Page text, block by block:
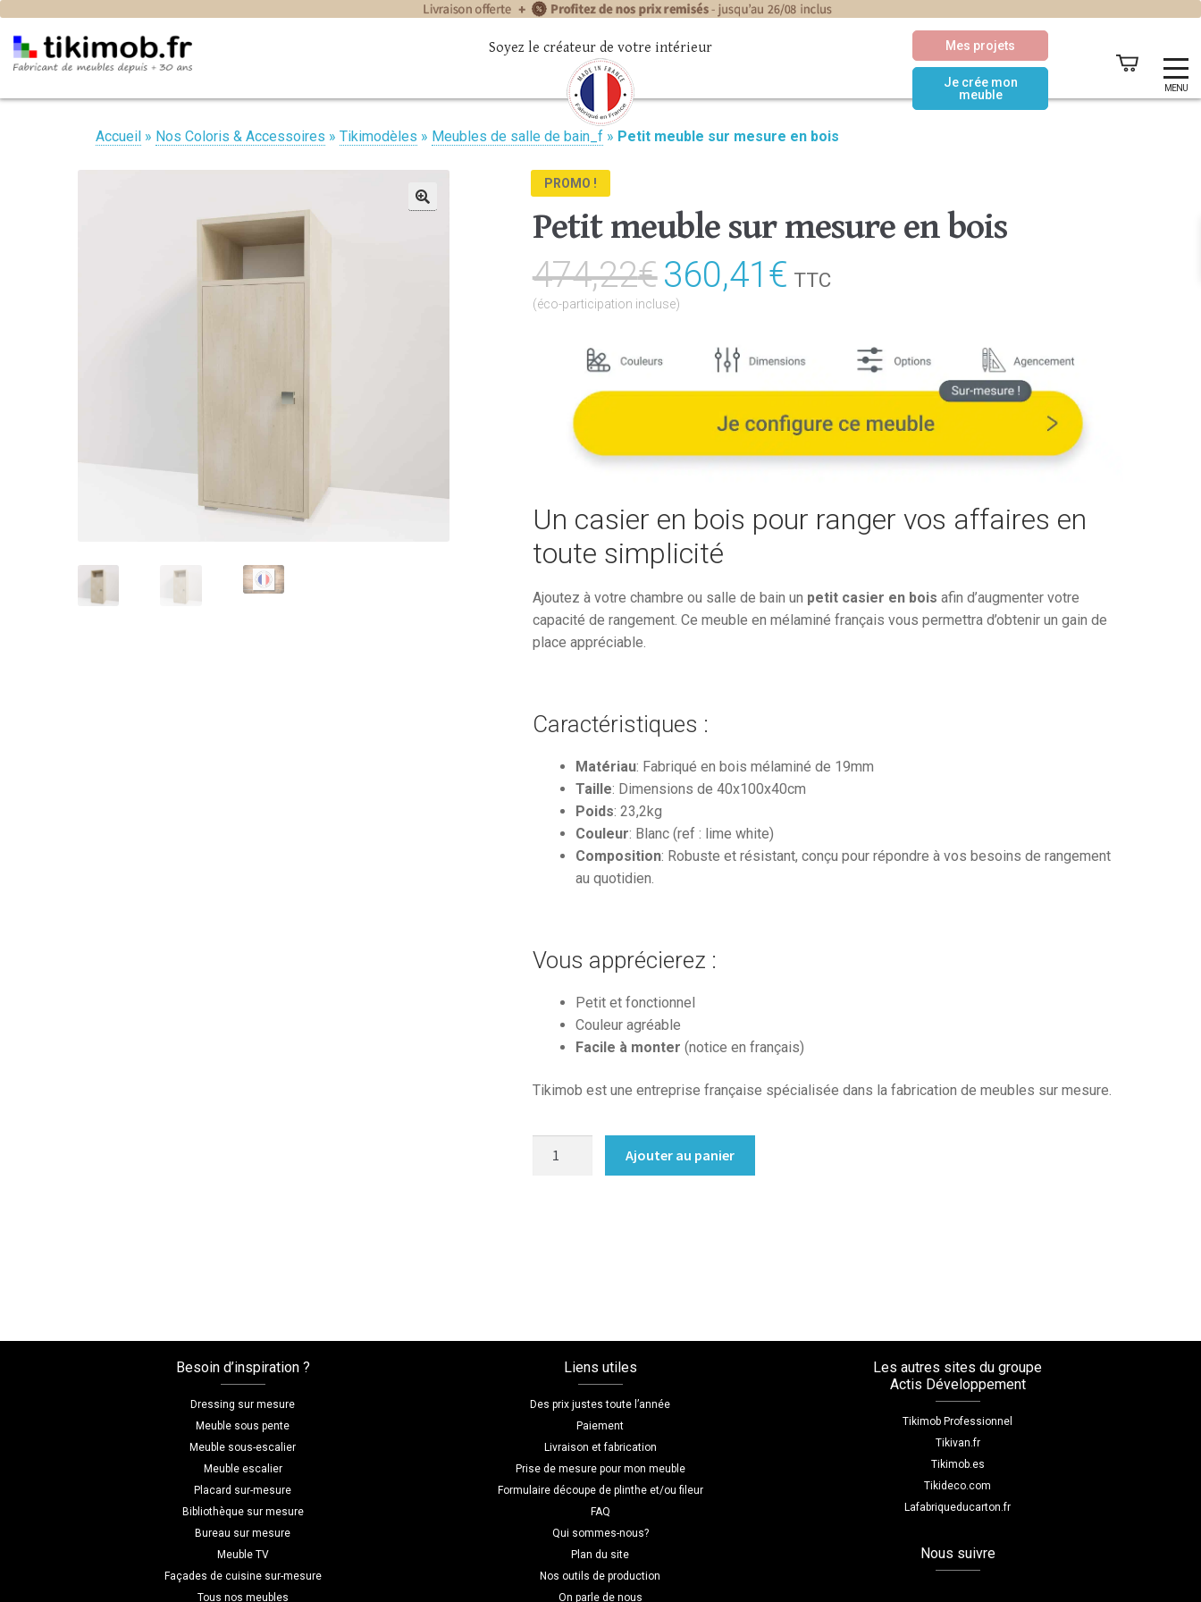
MENU
Mes projets
Je crée mon
meuble
Soyez le créateur de votre intérieur
Accueil » Nos Coloris & Accessoires » Tikimodèles » Meubles de salle de bain_f » Petit meuble sur mesure en bois
PROMO !
Petit meuble sur mesure en bois
474,22€Le
prix
initial
était :
474,22€.
360,41€Le
actuel
est :
360,41€.
TTC
(éco-participation incluse)
Un casier en bois pour ranger vos affaires en
toute simplicité
Ajoutez à votre chambre ou salle de bain un petit casier en bois afin d’augmenter votre
capacité de rangement. Ce meuble en mélaminé français vous permettra d’obtenir un gain de
place appréciable.
Caractéristiques :
Matériau: Fabriqué en bois mélaminé de 19mm
Taille: Dimensions de 40x100x40cm
Poids: 23,2kg
Couleur: Blanc (ref : lime white)
Composition: Robuste et résistant, conçu pour répondre à vos besoins de rangement
au quotidien.
Vous apprécierez :
Petit et fonctionnel
Couleur agréable
Facile à monter (notice en français)
Tikimob est une entreprise française spécialisée dans la fabrication de meubles sur mesure.
Ajouter au panier
Besoin d’inspiration ?
Dressing sur mesure
Meuble sous pente
Meuble sous-escalier
Meuble escalier
Placard sur-mesure
Bibliothèque sur mesure
Bureau sur mesure
Meuble TV
Façades de cuisine sur-mesure
Tous nos meubles
Liens utiles
Des prix justes toute l’année
Paiement
Livraison et fabrication
Prise de mesure pour mon meuble
Formulaire découpe de plinthe et/ou fileur
FAQ
Qui sommes-nous?
Plan du site
Nos outils de production
On parle de nous
Les autres sites du groupe
Actis Développement
Tikimob Professionnel
Tikivan.fr
Tikimob.es
Tikideco.com
Lafabriqueducarton.fr
Nous suivre